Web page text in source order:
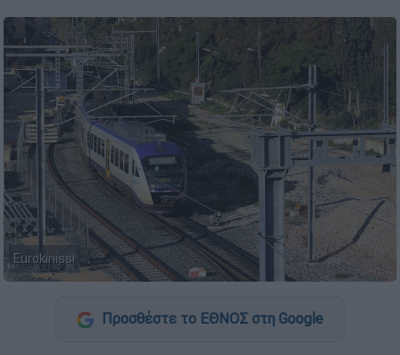
Eurokinissi
Προσθέστε το ΕΘΝΟΣ στη Google